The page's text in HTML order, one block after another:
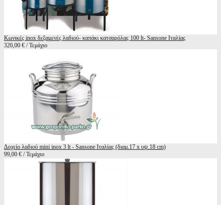
Κωνικές inox δεξαμενές λαδιού- καπάκι κατσαρόλας 100 lt- Sansone Ιταλίας
320,00 € / Τεμάχιο
Δοχείο λαδιού mini inox 3 lt - Sansone Ιταλίας (διαμ.17 x υψ.18 cm)
99,00 € / Τεμάχιο